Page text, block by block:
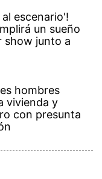
al escenario'!
un sueño
show junto a
hombres
vivienda y
con presunta